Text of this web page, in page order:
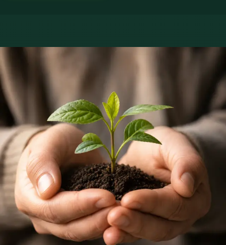
Marcar com Dr Egas Moura
Serviços disponíveis
Escolha um serviço para ver os horários disponíveis com Egas.
€80
Consulta de Pediatria
Consulta com pediatra registado no Colégio de Pediatria da
Ordem dos Médicos. Avaliação especializada para condições
complexas, crónicas, e de desenvolvimento, por
videochamada.